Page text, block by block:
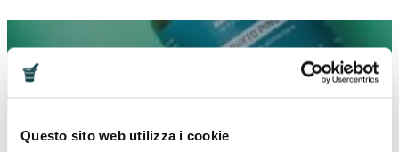
Questo sito web utilizza i cookie
a
69,90€
Ricevi subito il CODICE SCONTO del 15%
valido sul tuo PRIMO ORDINE